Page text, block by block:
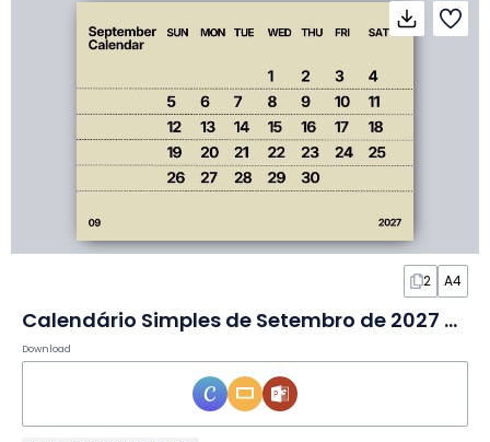
2 A4
Calendário Simples de Setembro de 2027 em Slides
Download